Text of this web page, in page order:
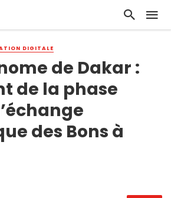
DIGITALE
de Dakar :
de la phase
des Bons à